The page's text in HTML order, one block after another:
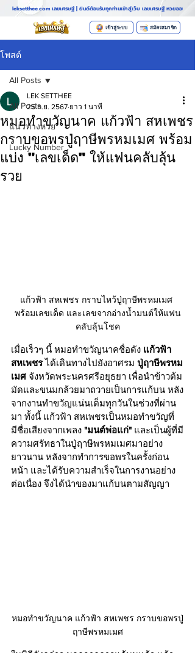
leksetthee.com เลขเศรษฐี | ยินดีต้อนรับทุกท่านเข้าสู่เว็บ เลขเศรษฐี หวยออน
เข้าสู่ระบบ สมัครสมาชิก
โพสต์
All Posts
แนวทางหวย
Lucky Number
All Posts
หมอทำขวัญนาค แก้วฟ้า สหเพชร
กราบขอพรปู่ฤาษีพรหมเมศ พร้อม
แบ่ง "เลขเด็ด" ให้แฟนคลับลุ้น
รวย
LEK SETTHEE
25 ก.ย. 2567 ยาว 1 นาที
แก้วฟ้า สหเพชร กราบไหว้ปู่ฤาษีพรหมเมศ
พร้อมเลขเด็ด และเลขจากอ่างน้ำมนต์ให้แฟน
คลับลุ้นโชค
เมื่อเร็วๆ นี้ หมอทำขวัญนาคชื่อดัง แก้วฟ้า
สหเพชร ได้เดินทางไปยังอาศรม ปู่ฤาษีพรหม
เมศ จังหวัดพระนครศรีอยุธยา เพื่อนำข้าวต้ม
มัดและขนมกล้วยมาถวายเป็นการแก้บน หลัง
จากงานทำขวัญแน่นเต็มทุกวันในช่วงที่ผ่าน
มา ทั้งนี้ แก้วฟ้า สหเพชรเป็นหมอทำขวัญที่
มีชื่อเสียงจากเพลง "มนต์พ่อแก่" และเป็นผู้ที่มี
ความศรัทธาในปู่ฤาษีพรหมเมศมาอย่าง
ยาวนาน หลังจากทำการขอพรในครั้งก่อน
หน้า และได้รับความสำเร็จในการงานอย่าง
ต่อเนื่อง จึงได้นำของมาแก้บนตามสัญญา​
หมอทำขวัญนาค แก้วฟ้า สหเพชร กราบขอพรปู่
ฤาษีพรหมเมศ